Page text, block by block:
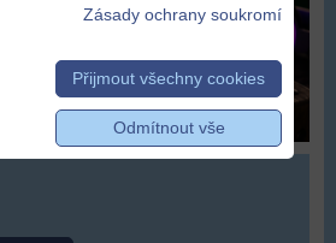
Zásady ochrany soukromí
Přijmout všechny cookies
Odmítnout vše